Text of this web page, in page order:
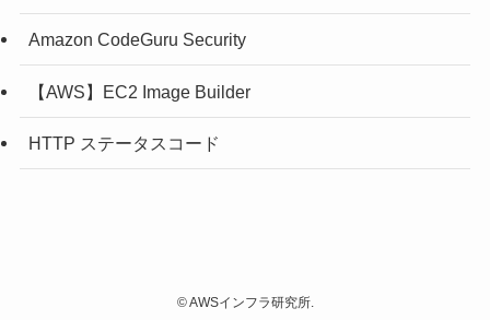
Amazon CodeGuru Security
【AWS】EC2 Image Builder
HTTP ステータスコード
©AWSインフラ研究所.